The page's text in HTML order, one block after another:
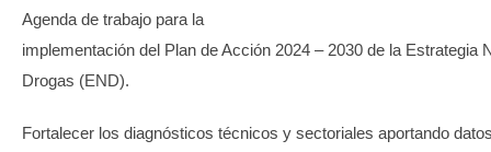
Agenda de trabajo para la
implementación del Plan de Acción 2024 – 2030 de la Estrategia
Drogas (END).
Fortalecer los diagnósticos técnicos y sectoriales aportando